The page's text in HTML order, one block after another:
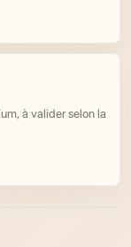
à valider selon la